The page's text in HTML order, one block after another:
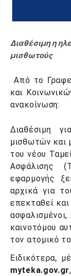
Διαθέσιμη η
μισθωτούς
Από το
και
ανακοίνωση:
Διαθέσιμη
μισθωτών και
του νέου
Ασφάλισης
εφαρμογής
αρχικά για
επεκταθεί
καινοτόμου
τον ατομικό
Ειδικότερα,
myteka.gov.gr